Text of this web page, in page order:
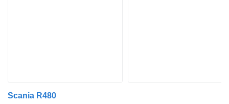
Scania R480